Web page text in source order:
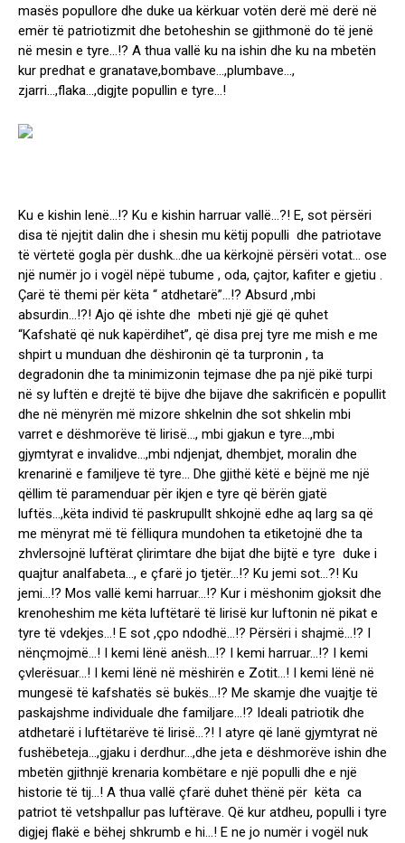
masës popullore dhe duke ua kërkuar votën derë më derë në
emër të patriotizmit dhe betoheshin se gjithmonë do të jenë
në mesin e tyre…!? A thua vallë ku na ishin dhe ku na mbetën
kur predhat e granatave,bombave…,plumbave…,
zjarri…,flaka…,digjte popullin e tyre…!
Ku e kishin lenë…!? Ku e kishin harruar vallë…?! E, sot përsëri
disa të njejtit dalin dhe i shesin mu këtij populli dhe patriotave
të vërtetë gogla për dushk…dhe ua kërkojnë përsëri votat… ose
një numër jo i vogël nëpë tubume , oda, çajtor, kafiter e gjetiu .
Çarë të themi për këta “ atdhetarë”…!? Absurd ,mbi
absurdin…!?! Ajo që ishte dhe mbeti një gjë që quhet
“Kafshatë që nuk kapërdihet”, që disa prej tyre me mish e me
shpirt u munduan dhe dëshironin që ta turpronin , ta
degradonin dhe ta minimizonin tejmase dhe pa një pikë turpi
në sy luftën e drejtë të bijve dhe bijave dhe sakrificën e popullit
dhe në mënyrën më mizore shkelnin dhe sot shkelin mbi
varret e dëshmorëve të lirisë…, mbi gjakun e tyre…,mbi
gjymtyrat e invalidve…,mbi ndjenjat, dhembjet, moralin dhe
krenarinë e familjeve të tyre… Dhe gjithë këtë e bëjnë me një
qëllim të paramenduar për ikjen e tyre që bërën gjatë
luftës…,këta individ të paskrupullt shkojnë edhe aq larg sa që
me mënyrat më të fëlliqura mundohen ta etiketojnë dhe ta
zhvlersojnë luftërat çlirimtare dhe bijat dhe bijtë e tyre duke i
quajtur analfabeta…, e çfarë jo tjetër…!? Ku jemi sot…?! Ku
jemi…!? Mos vallë kemi harruar…!? Kur i mëshonim gjoksit dhe
krenoheshim me këta luftëtarë të lirisë kur luftonin në pikat e
tyre të vdekjes…! E sot ,çpo ndodhë…!? Përsëri i shajmë…!? I
nënçmojmë…! I kemi lënë anësh…!? I kemi harruar…!? I kemi
çvlerësuar…! I kemi lënë në mëshirën e Zotit…! I kemi lënë në
mungesë të kafshatës së bukës…!? Me skamje dhe vuajtje të
paskajshme individuale dhe familjare…!? Ideali patriotik dhe
atdhetarë i luftëtarëve të lirisë…?! I atyre që lanë gjymtyrat në
fushëbeteja…,gjaku i derdhur…,dhe jeta e dëshmorëve ishin dhe
mbetën gjithnjë krenaria kombëtare e një populli dhe e një
historie të tij…! A thua vallë çfarë duhet thënë për këta ca
patriot të vetshpallur pas luftërave. Që kur atdheu, populli i tyre
digjej flakë e bëhej shkrumb e hi…! E ne jo numër i vogël nuk